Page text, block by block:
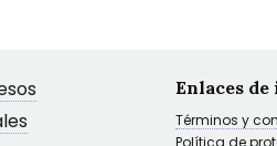
Enlaces
Términos y
Política de